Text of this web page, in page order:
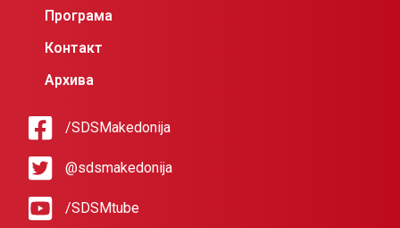
Програма
Контакт
Архива
/SDSMakedonija
@sdsmakedonija
/SDSMtube